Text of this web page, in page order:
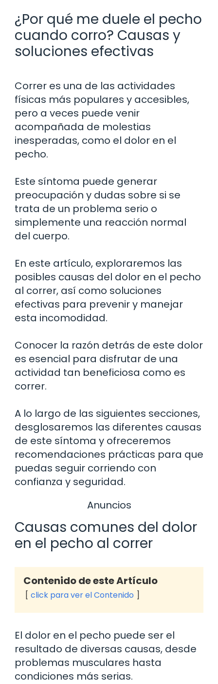
¿Por qué me duele el pecho
cuando corro? Causas y
soluciones efectivas
Correr es una de las actividades
físicas más populares y accesibles,
pero a veces puede venir
acompañada de molestias
inesperadas, como el dolor en el
pecho.
Este síntoma puede generar
preocupación y dudas sobre si se
trata de un problema serio o
simplemente una reacción normal
del cuerpo.
En este artículo, exploraremos las
posibles causas del dolor en el pecho
al correr, así como soluciones
efectivas para prevenir y manejar
esta incomodidad.
Conocer la razón detrás de este dolor
es esencial para disfrutar de una
actividad tan beneficiosa como es
correr.
A lo largo de las siguientes secciones,
desglosaremos las diferentes causas
de este síntoma y ofreceremos
recomendaciones prácticas para que
puedas seguir corriendo con
confianza y seguridad.
Anuncios
Causas comunes del dolor
en el pecho al correr
Contenido de este Artículo
click para ver el Contenido
El dolor en el pecho puede ser el
resultado de diversas causas, desde
problemas musculares hasta
condiciones más serias.